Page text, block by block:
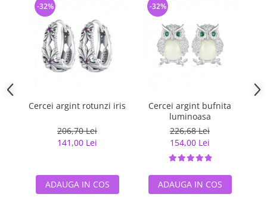
Cercei argint rotunzi iris
206,70 Lei
141,00 Lei
-32%
ADAUGA IN COS
Cercei argint bufnita
luminoasa
226,68 Lei
154,00 Lei
-32%
ADAUGA IN COS